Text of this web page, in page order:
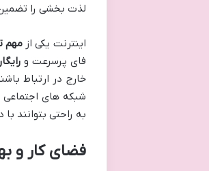
لذت بخشی را
اینترنت یکی ازمهم
فای پرسرعت و
خارج در ارتباط
شبکه های اجتماعی
به راحتی بتوانند
فضای کار و